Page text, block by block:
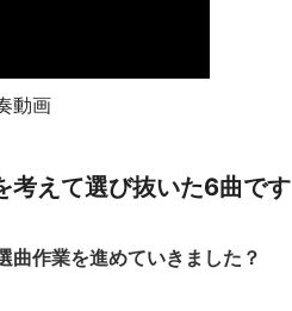
動画
えて選び抜いた6曲です
曲作業を進めていきました？